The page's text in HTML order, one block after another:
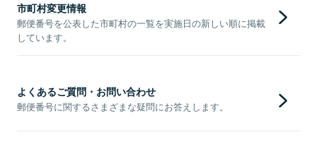
市町村変更情報
郵便番号を公表した市町村の一覧を実施日の新しい順に掲載
しています。
よくあるご質問・お問い合わせ
郵便番号に関するさまざまな疑問にお答えします。